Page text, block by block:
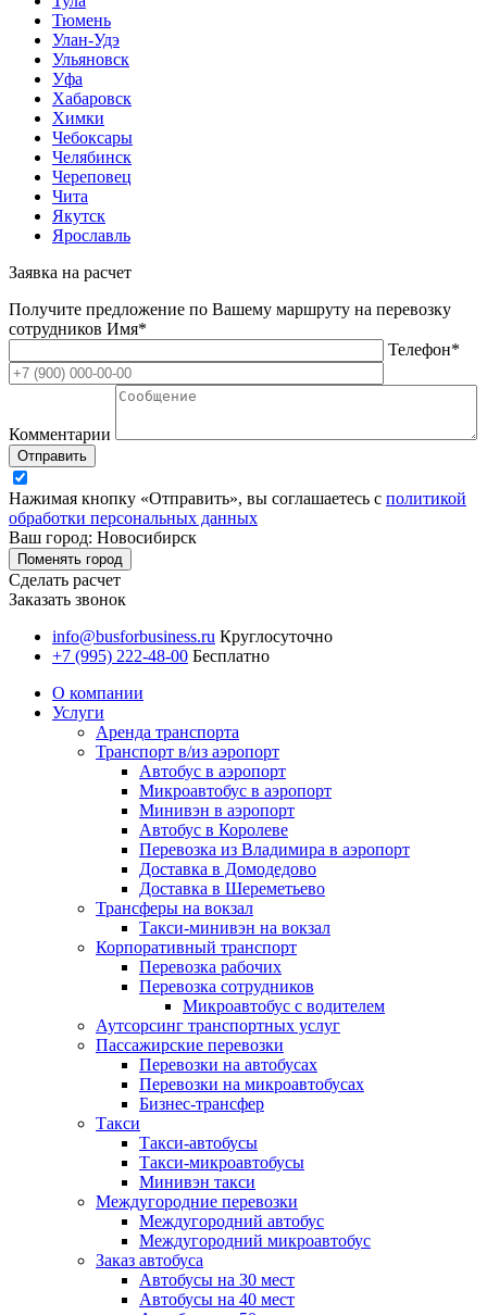
Тюмень
Улан-Удэ
Ульяновск
Уфа
Хабаровск
Химки
Чебоксары
Челябинск
Череповец
Чита
Якутск
Ярославль
Заявка на расчет
Получите предложение по Вашему маршруту на перевозку
сотрудников Имя*
Телефон*
Комментарии
Отправить
Нажимая кнопку «Отправить», вы соглашаетесь с политикой
обработки персональных данных
Ваш город: Новосибирск
Поменять город
Сделать расчет
Заказать звонок
info@busforbusiness.ru Круглосуточно
+7 (995) 222-48-00 Бесплатно
О компании
Услуги
Аренда транспорта
Транспорт в/из аэропорт
Автобус в аэропорт
Микроавтобус в аэропорт
Минивэн в аэропорт
Автобус в Королеве
Перевозка из Владимира в аэропорт
Доставка в Домодедово
Доставка в Шереметьево
Трансферы на вокзал
Такси-минивэн на вокзал
Корпоративный транспорт
Перевозка рабочих
Перевозка сотрудников
Микроавтобус с водителем
Аутсорсинг транспортных услуг
Пассажирские перевозки
Перевозки на автобусах
Перевозки на микроавтобусах
Бизнес-трансфер
Такси
Такси-автобусы
Такси-микроавтобусы
Минивэн такси
Междугородние перевозки
Междугородний автобус
Междугородний микроавтобус
Заказ автобуса
Автобусы на 30 мест
Автобусы на 40 мест